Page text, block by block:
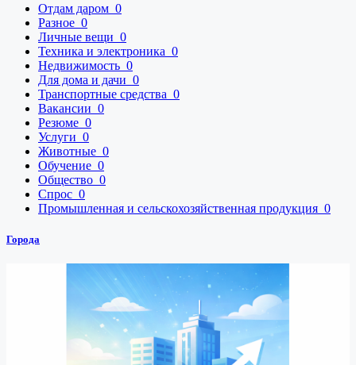
Отдам даром 0
Разное 0
Личные вещи 0
Техника и электроника 0
Недвижимость 0
Для дома и дачи 0
Транспортные средства 0
Вакансии 0
Резюме 0
Услуги 0
Животные 0
Обучение 0
Общество 0
Спрос 0
Промышленная и сельскохозяйственная продукция 0
Города